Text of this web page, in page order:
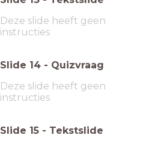
Deze slide heeft geen
instructies
Slide 14 - Quizvraag
Deze slide heeft geen
instructies
Slide 15 - Tekstslide